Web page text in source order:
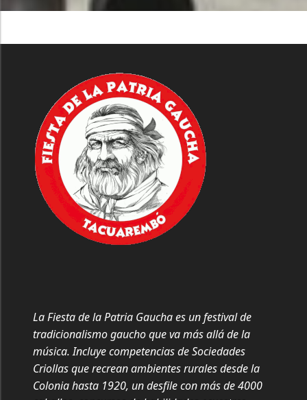
La Fiesta de la Patria Gaucha es un festival de
tradicionalismo gaucho que va más allá de la
música. Incluye competencias de Sociedades
Criollas que recrean ambientes rurales desde la
Colonia hasta 1920, un desfile con más de 4000